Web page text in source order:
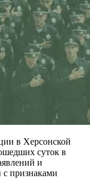
в Херсонской
суток в
и
с признаками